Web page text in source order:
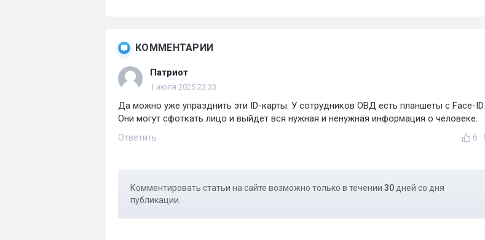
КОММЕНТАРИИ
Патриот
1 июля 2025 23:33
Да можно уже упразднить эти ID-карты. У сотрудников ОВД есть планшеты с Face-ID.
Они могут сфоткать лицо и выйдет вся нужная и ненужная информация о человеке.
Ответить 6
Комментировать статьи на сайте возможно только в течении 30 дней со дня
публикации.